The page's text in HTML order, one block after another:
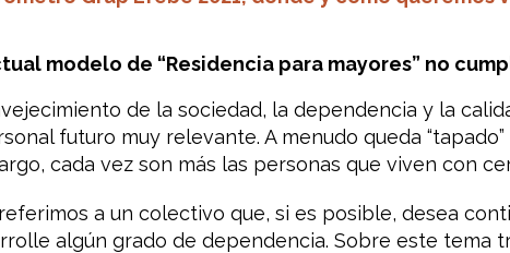
modelo de “Residencia para mayores” no
de la sociedad, la dependencia y la
futuro muy relevante. A menudo queda
cada vez son más las personas que viven con
a un colectivo que, si es posible, desea
algún grado de dependencia. Sobre este tema